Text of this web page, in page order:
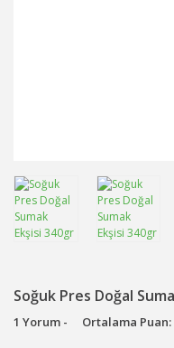
Soğuk Pres Doğal
1 Yorum - Ortalama Puan: